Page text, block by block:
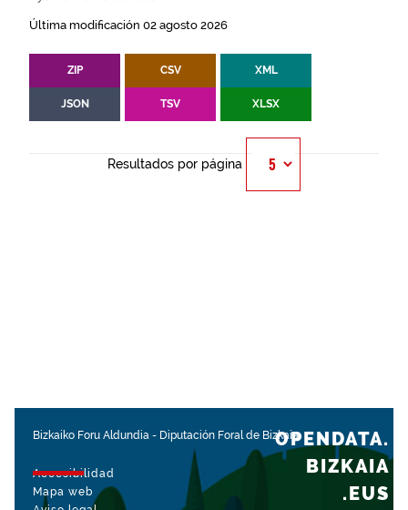
Última modificación 02 agosto 2026
ZIP CSV XML
JSON TSV XLSX
Resultados por página
Bizkaiko Foru Aldundia - Diputación Foral de Bizkaia
Accesibilidad
Mapa web
OPENDATA.
BIZKAIA
.EUS